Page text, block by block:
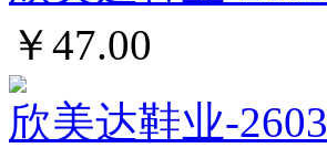
￥47.00
欣美达鞋业-2603